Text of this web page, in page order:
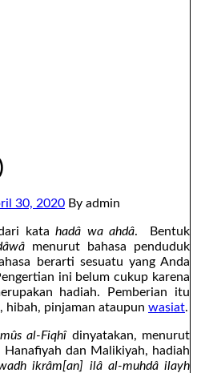
30, 2020 By admin
katahadâ wa ahdâ. Bentuk
menurut bahasa penduduk
berarti sesuatu yang Anda
ini belum cukup karena
hadiah. Pemberian itu
hibah, pinjaman ataupun wasiat.
al-Fiqhî dinyatakan, menurut
Hanafiyah dan Malikiyah, hadiah
ikrâm[an] ilâ al-muhdâ ilayh